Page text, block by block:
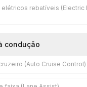
rebatíveis (Electric
condução
(Auto Cruise Control)